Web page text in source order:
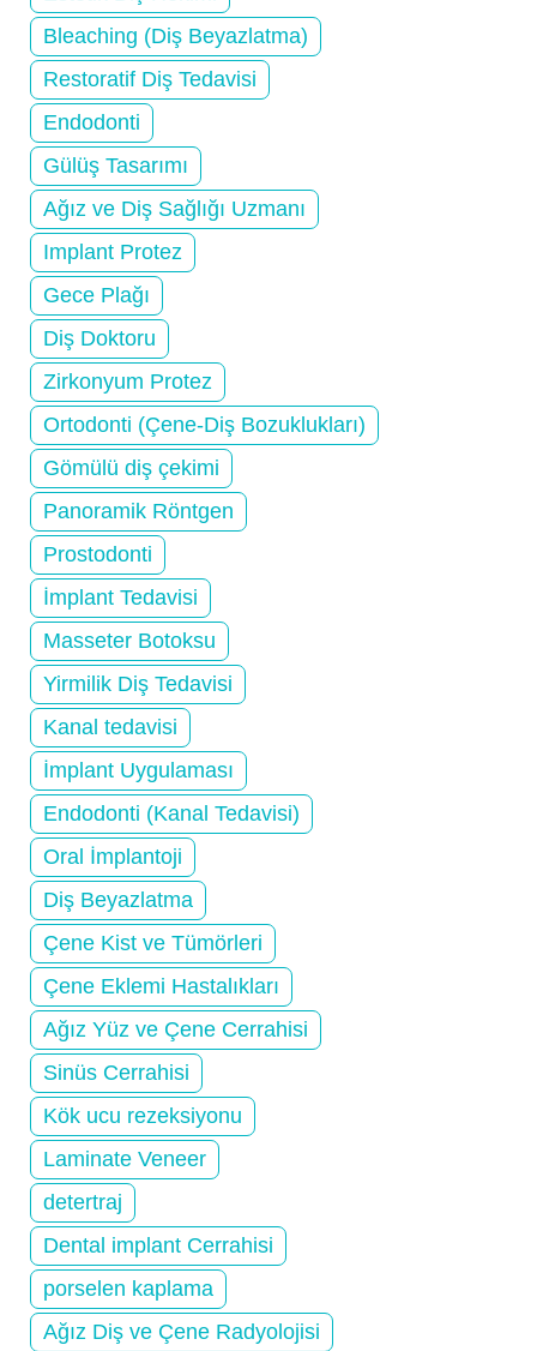
Bleaching (Diş Beyazlatma)
Restoratif Diş Tedavisi
Endodonti
Gülüş Tasarımı
Ağız ve Diş Sağlığı Uzmanı
Implant Protez
Gece Plağı
Diş Doktoru
Zirkonyum Protez
Ortodonti (Çene-Diş Bozuklukları)
Gömülü diş çekimi
Panoramik Röntgen
Prostodonti
İmplant Tedavisi
Masseter Botoksu
Yirmilik Diş Tedavisi
Kanal tedavisi
İmplant Uygulaması
Endodonti (Kanal Tedavisi)
Oral İmplantoji
Diş Beyazlatma
Çene Kist ve Tümörleri
Çene Eklemi Hastalıkları
Ağız Yüz ve Çene Cerrahisi
Sinüs Cerrahisi
Kök ucu rezeksiyonu
Laminate Veneer
detertraj
Dental implant Cerrahisi
porselen kaplama
Ağız Diş ve Çene Radyolojisi